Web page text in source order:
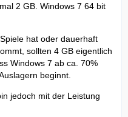
2 GB. Windows 7 64 bit
hat oder dauerhaft
sollten 4 GB eigentlich
Windows 7 ab ca. 70%
beginnt.
jedoch mit der Leistung